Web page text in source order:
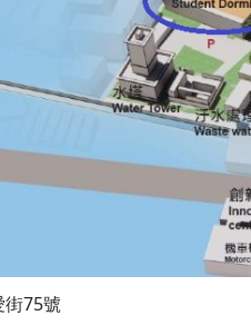
街75號